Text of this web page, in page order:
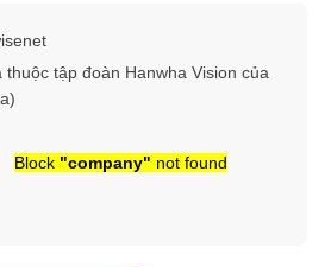
thuộc tập đoàn Hanwha Vision của
Block "company" not found